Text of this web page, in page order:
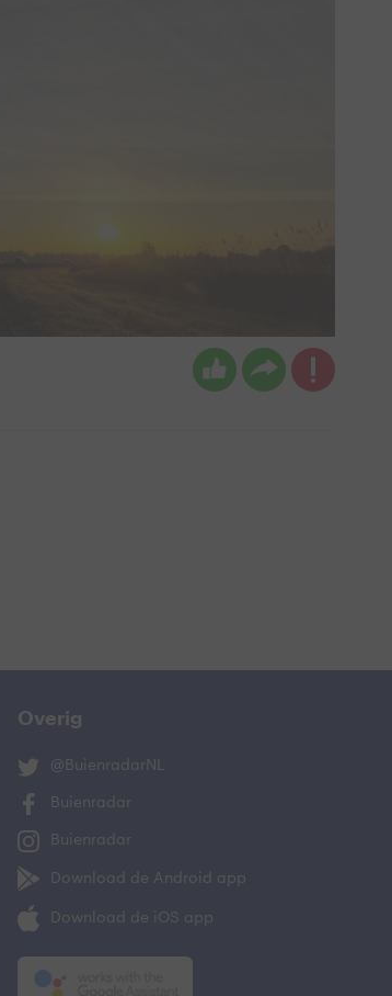
Overig
@BuienradarNL
Buienradar
Buienradar
Download de Android app
Download de iOS app